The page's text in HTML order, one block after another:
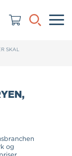
SKAL
og